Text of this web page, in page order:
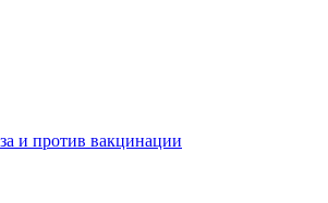
и против вакцинации